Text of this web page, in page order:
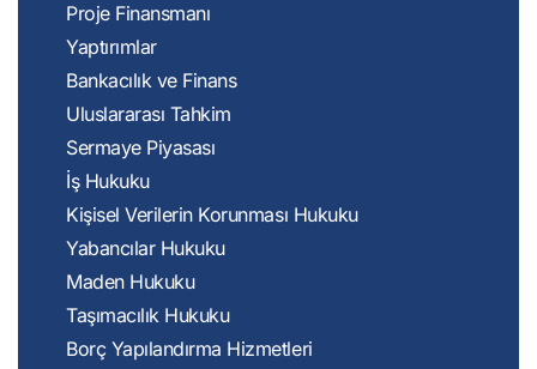
Proje Finansmanı
Yaptırımlar
Bankacılık ve Finans
Uluslararası Tahkim
Sermaye Piyasası
İş Hukuku
Kişisel Verilerin Korunması Hukuku
Yabancılar Hukuku
Maden Hukuku
Taşımacılık Hukuku
Borç Yapılandırma Hizmetleri